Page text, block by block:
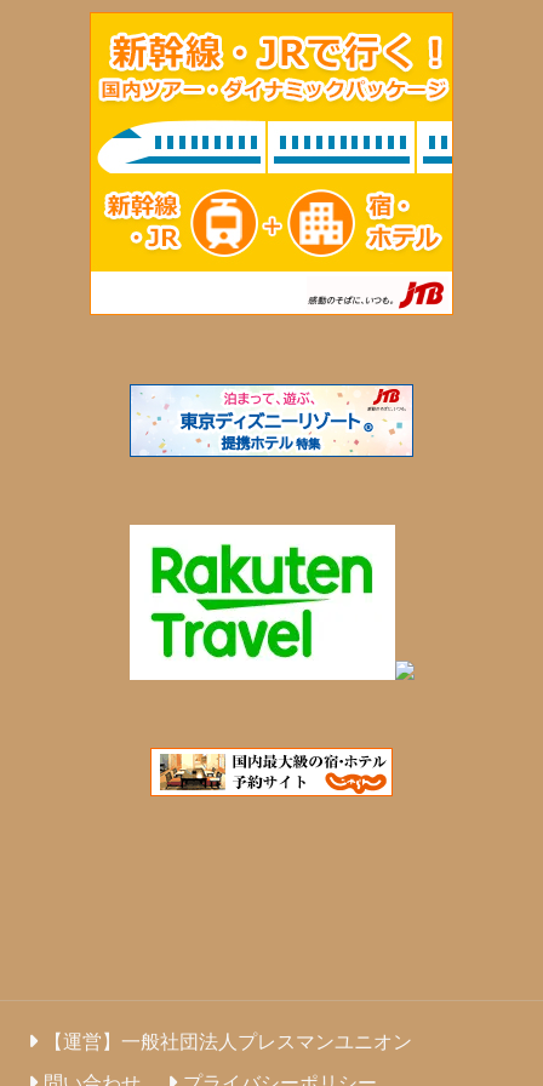
【運営】一般社団法人プレスマンユニオン